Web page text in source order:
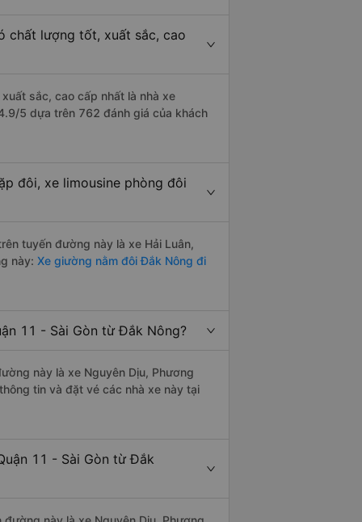
chất lượng tốt, xuất sắc, cao
sắc, cao cấp nhất là nhà xe
5 dựa trên 762 đánh giá của khách
đôi, xe limousine phòng đôi
tuyến đường này là xe Hải Luân,
này: Xe giường nằm đôi Đắk Nông đi
11 - Sài Gòn từ Đắk Nông?
này là xe Nguyên Dịu, Phương
tin và đặt vé các nhà xe này tại
11 - Sài Gòn từ Đắk